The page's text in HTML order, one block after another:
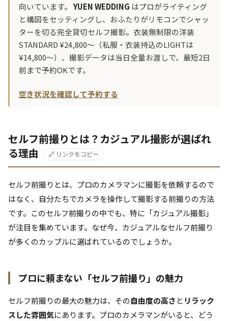
向いています。 YUEN WEDDING はプロがライティング
と構図をセッティングし、おふたりがリモコンでシャッ
ターを切る完全貸切セルフ撮影。衣装無制限の洋装
STANDARD ¥24,800〜（私服・衣装持込のLIGHTは
¥14,800〜）、撮影データは当日全量お渡しで、最短2日
前まで予約OKです。
空き状況を確認して予約する
セルフ前撮りとは？カジュアル撮影が選ばれ
る理由
🔗 リンクをコピー
セルフ前撮りとは、プロのカメラマンに撮影を依頼するので
はなく、自分たちでカメラを操作して撮影する前撮りの方法
です。このセルフ前撮りの中でも、特に「カジュアル撮影」
が注目を集めています。なぜ今、カジュアルなセルフ前撮り
が多くのカップルに選ばれているのでしょうか。
プロに頼まない「セルフ前撮り」の魅力
セルフ前撮りの最大の魅力は、その自由度の高さ と リラック
スした雰囲気にあります。プロのカメラマンがいると、どう